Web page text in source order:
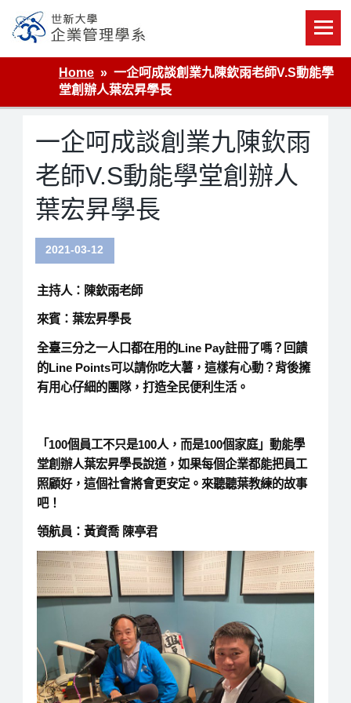
content
世新大學企業管理學系
Home
一企呵成談創業九陳欽雨老師V.S動能學
堂創辦人葉宏昇學長
一企呵成談創業九陳欽雨
老師V.S動能學堂創辦人
葉宏昇學長
2021-03-12
主持人：陳欽雨老師
來賓：葉宏昇學長
全臺三分之一人口都在用的Line Pay註冊了嗎？回饋
的Line Points可以請你吃大薯，這樣有心動？背後擁
有用心仔細的團隊，打造全民便利生活。
「100個員工不只是100人，而是100個家庭」動能學
堂創辦人葉宏昇學長說道，如果每個企業都能把員工
照顧好，這個社會將會更安定。來聽聽葉教練的故事
吧！
領航員：黃資喬 陳亭君